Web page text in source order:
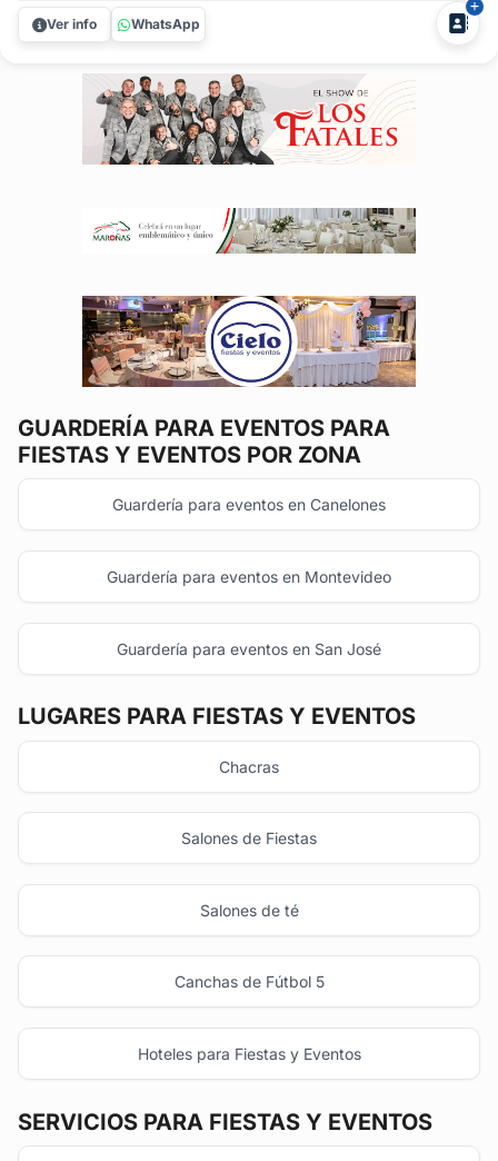
cuidado y atendido. Nuestra Guardería para Eventos es la
solución perfecta para los más jóvenes de tu fiesta o
Ver info WhatsApp
GUARDERÍA PARA EVENTOS PARA
FIESTAS Y EVENTOS POR ZONA
Guardería para eventos en Canelones
Guardería para eventos en Montevideo
Guardería para eventos en San José
LUGARES PARA FIESTAS Y EVENTOS
Chacras
Salones de Fiestas
Salones de té
Canchas de Fútbol 5
Hoteles para Fiestas y Eventos
SERVICIOS PARA FIESTAS Y EVENTOS